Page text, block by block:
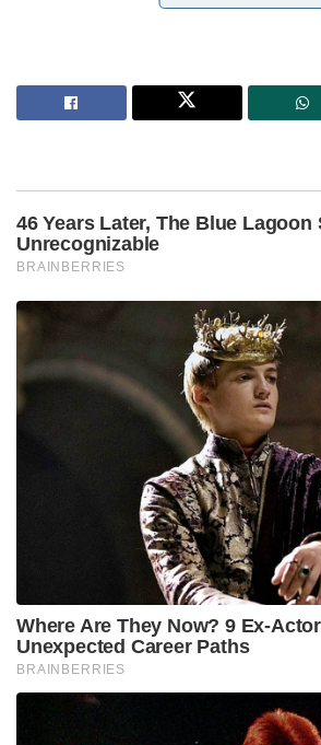
തലസ്ഥാനമായ നയ്പിഡാവ്
പ്രദേശങ്ങളിൽ മ്യാന്മർ സർക്കാർ
രക്ഷാപ്രവർത്തനങ്ങൾ
തങ്ങളെ സഹായിക്കണമെന്ന്
ആവശ്യപ്പെട്ടിട്ടുണ്ട്.
ഭൂകമ്പത്തിനു ശേഷമുള്ള
സൂക്ഷ്മമായി
ഇന്ത്യക്കാരും സുരക്ഷിതരാണെന്ന്
ഉറപ്പുനൽകിയതായും
എംബസി അറിയിച്ചു. മ്യാൻമറിൽ
രേഖപ്പെടുത്തിയ ഭൂകമ്പത്തിന്റെ
ചിറ്റഗോംഗ് എന്നിവയുൾപ്പെടെ
പ്രദേശങ്ങളിലും അനുഭവപ്പെട്ടു.
ചൈനയിലെ യുനാൻ പ്രവിശ്യയിലും
ശക്തമായ ഭൂകമ്പം അനുഭവപ്പെട്ടു.
പ്രദേശങ്ങളിൽ ഇതുവരെ ആളപായം
ചെയ്തിട്ടില്ല.
Tags: myanmar